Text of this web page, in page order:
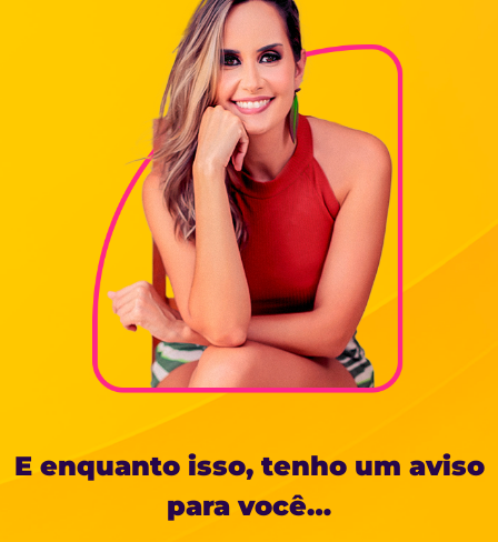
E enquanto isso, tenho um aviso
para você…